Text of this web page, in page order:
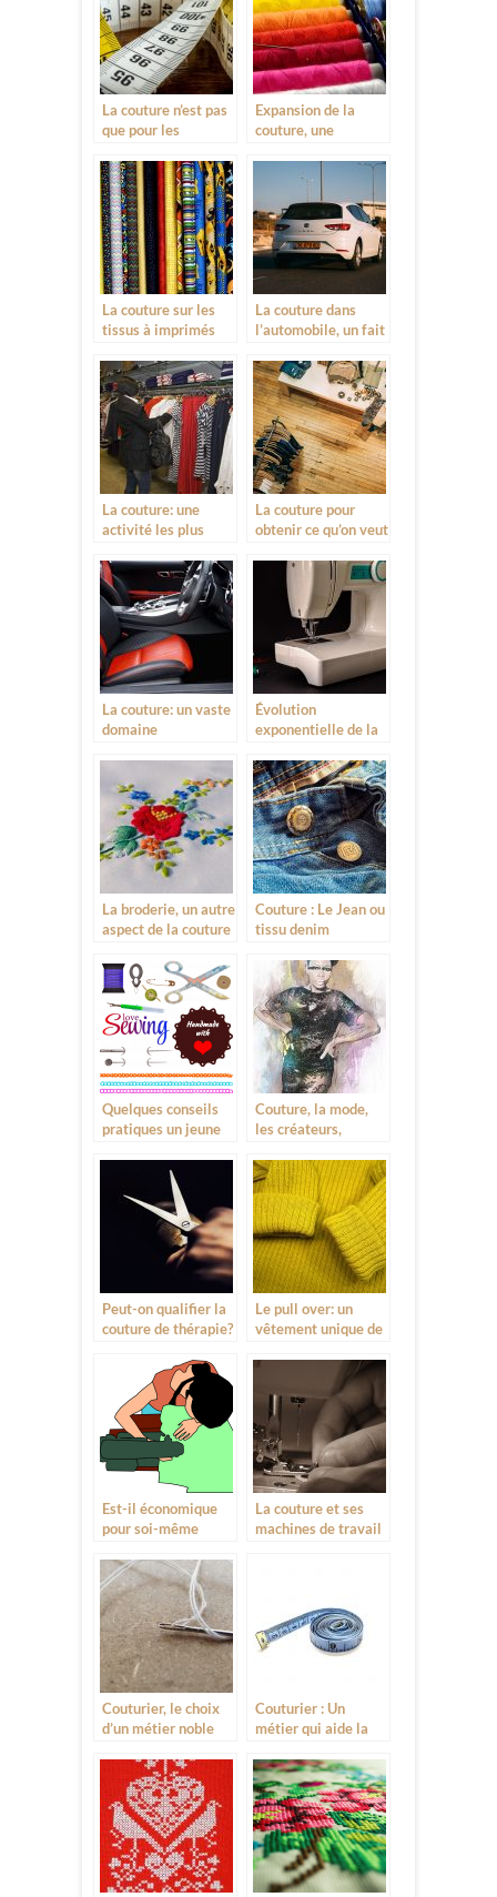
La couture n’est pas
que pour les
Expansion de la
couture, une
secteur du textile
La couture sur les
tissus à imprimés
La couture dans
l’automobile, un fait
La couture: une
activité les plus
La couture pour
obtenir ce qu’on veut
La couture: un vaste
domaine
Évolution
exponentielle de la
traditionnelle
La broderie, un autre
aspect de la couture
Couture : Le Jean ou
tissu denim
Quelques conseils
pratiques un jeune
Couture, la mode,
les créateurs,
Peut-on qualifier la
couture de thérapie?
Le pull over: un
vêtement unique de
Est-il économique
pour soi-même
La couture et ses
machines de travail
Couturier, le choix
d’un métier noble
Couturier : Un
métier qui aide la